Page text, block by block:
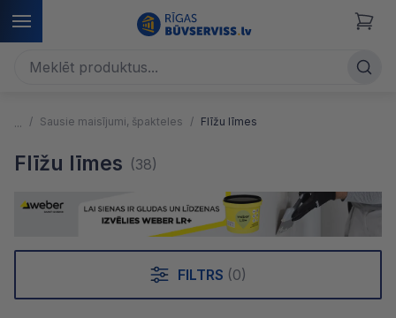
Sausie maisījumi, špakteles Flīžu līmes
Flīžu līmes (38)
FILTRS (0)